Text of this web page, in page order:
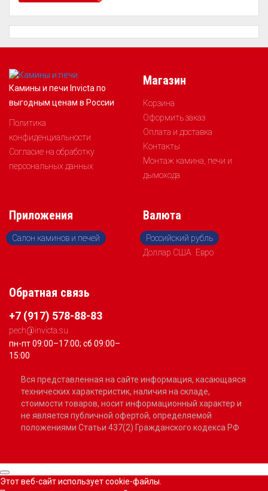
Камины и печи Invicta по
выгодным ценам в России
Политика
конфиденциальности
Согласие на обработку
персональных данных
Магазин
Корзина
Оформить заказ
Оплата и доставка
Контакты
Монтаж камина, печи и
дымохода
Приложения
Салон каминов и печей
Валюта
Российский рубль
Доллар США Евро
Обратная связь
+7 (917) 578-88-83
pech@invicta.su
пн-пт 09:00–17:00; сб 09:00–
15:00
Вся представленная на сайте информация, касающаяся
технических характеристик, наличия на складе,
стоимости товаров, носит информационный характер и
не является публичной офертой, определяемой
положениями Статьи 437(2) Гражданского кодекса РФ
Этот веб-сайт использует cookie-файлы.